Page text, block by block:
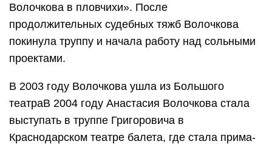
Волочкова в пловчихи». После
продолжительных судебных тяжб Волочкова
покинула труппу и начала работу над сольными
проектами.
В 2003 году Волочкова ушла из Большого
театраВ 2004 году Анастасия Волочкова стала
выступать в труппе Григоровича в
Краснодарском театре балета, где стала прима-